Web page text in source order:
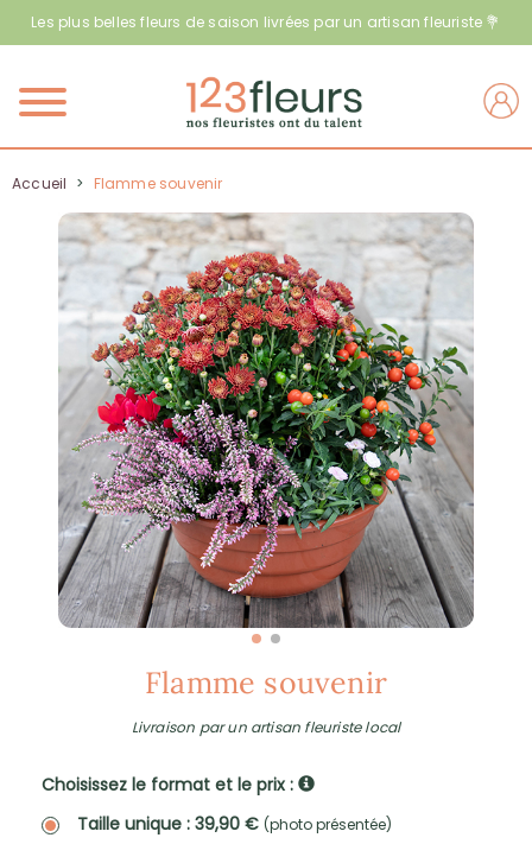
Les plus belles fleurs de saison livrées par un artisan fleuriste 💐
Menu
Accueil > Flamme souvenir
Flamme souvenir
Livraison par un artisan fleuriste local
Choisissez le format et le prix :
Taille unique : 39,90 € (photo présentée)